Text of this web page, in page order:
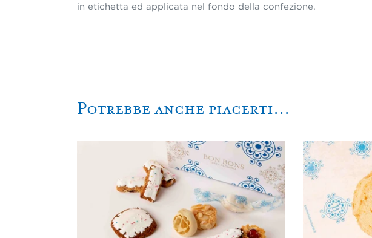
in etichetta ed applicata nel fondo della confezione.
Potrebbe anche piacerti...
Dolci
Sardi
Misti